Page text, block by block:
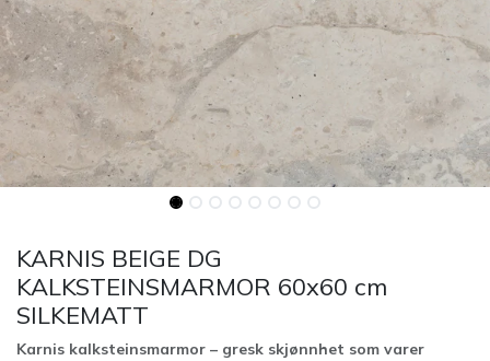
KARNIS BEIGE DG
KALKSTEINSMARMOR 60x60 cm
SILKEMATT
Karnis kalksteinsmarmor – gresk skjønnhet som varer